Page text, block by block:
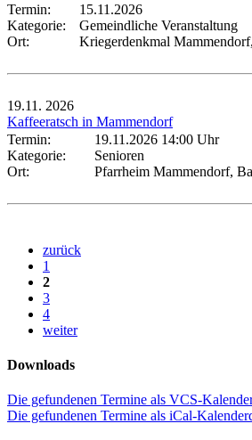
Termin:
15.11.2026
Kategorie:
Gemeindliche Veranstaltung
Ort:
Kriegerdenkmal
19.11. 2026
Kaffeeratsch in Mammendorf
Termin:
19.11.2026 14:00 Uhr
Kategorie:
Senioren
Ort:
Pfarrheim Mammendorf,
zurück
1
2
3
4
weiter
Downloads
Die gefundenen Termine als VCS-
Die gefundenen Termine als iCal-